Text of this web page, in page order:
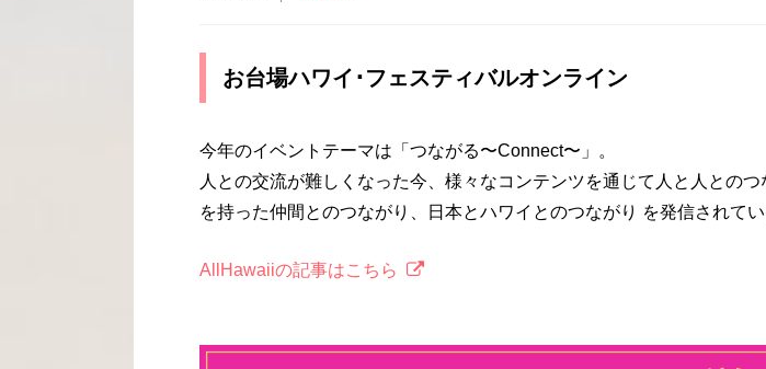
お台場ハワイ･フェスティバルオンライン
今年のイベントテーマは「つながる〜Connect〜」。
⼈との交流が難しくなった今、様々なコンテンツを通じて⼈と⼈とのつ
を持った仲間とのつながり、⽇本とハワイとのつながり を発信されてい
AllHawaiiの記事はこちら